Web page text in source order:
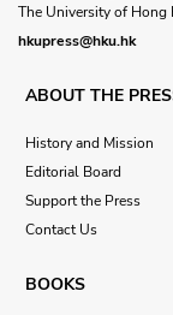
The University of Hong
hkupress@hku.hk
ABOUT THE
History and Mission
Editorial Board
Support the Press
Contact Us
BOOKS